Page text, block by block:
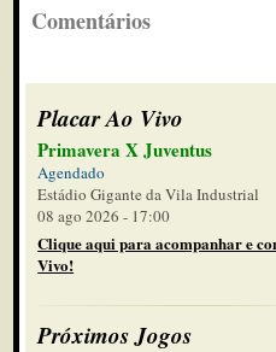
Comentários
Placar Ao Vivo
Primavera X Juventus
Agendado
Estádio Gigante da Vila Industrial
08 ago 2026 - 17:00
Clique aqui para acompanhar e
Vivo!
Próximos Jogos